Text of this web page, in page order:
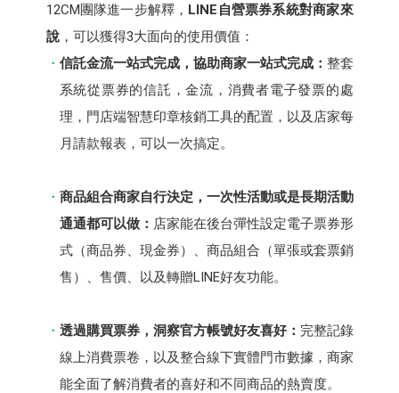
12CM團隊進一步解釋， LINE自營票券系統對商家來
說，可以獲得3大面向的使用價值：
信託金流一站式完成，協助商家一站式完成： 整套
系統從票券的信託，金流，消費者電子發票的處
理，門店端智慧印章核銷工具的配置，以及店家每
月請款報表，可以一次搞定。
商品組合商家自行決定，一次性活動或是長期活動
通通都可以做： 店家能在後台彈性設定電子票券形
式（商品券、現金券）、商品組合（單張或套票銷
售）、售價、以及轉贈LINE好友功能。
透過購買票券，洞察官方帳號好友喜好： 完整記錄
線上消費票卷，以及整合線下實體門市數據，商家
能全面了解消費者的喜好和不同商品的熱賣度。